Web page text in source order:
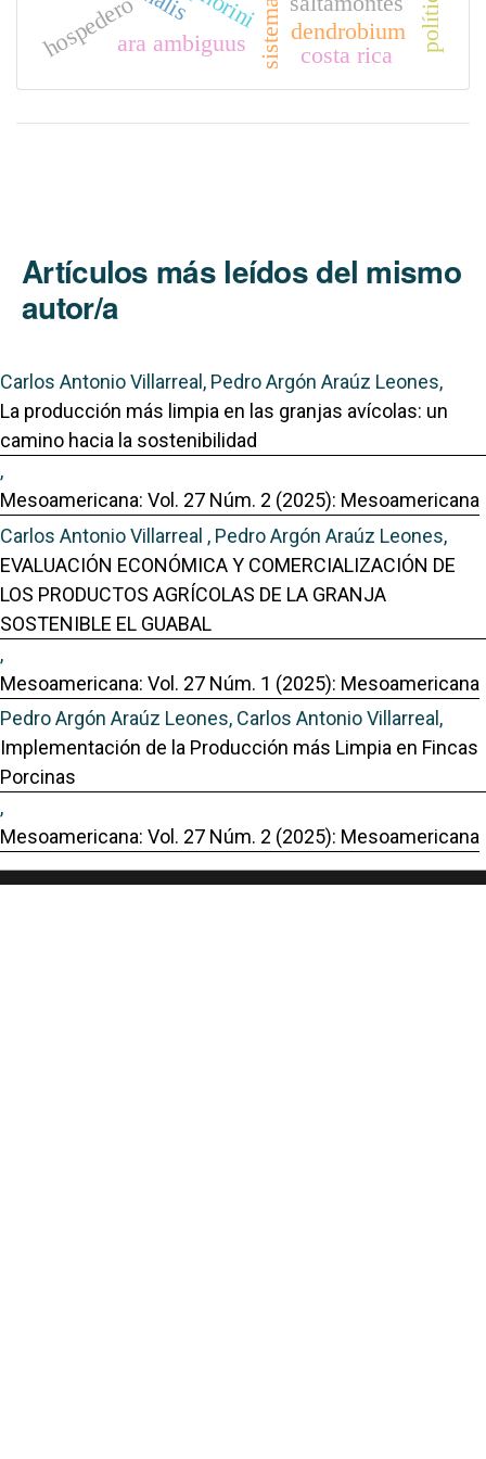
dendrobium
hospederoara ambiguus costa rica
Artículos más leídos del mismo
autor/a
Carlos Antonio Villarreal, Pedro Argón Araúz Leones,
La producción más limpia en las granjas avícolas: un
camino hacia la sostenibilidad
,
Mesoamericana: Vol. 27 Núm. 2 (2025): Mesoamericana
Carlos Antonio Villarreal , Pedro Argón Araúz Leones,
EVALUACIÓN ECONÓMICA Y COMERCIALIZACIÓN DE
LOS PRODUCTOS AGRÍCOLAS DE LA GRANJA
SOSTENIBLE EL GUABAL
,
Mesoamericana: Vol. 27 Núm. 1 (2025): Mesoamericana
Pedro Argón Araúz Leones, Carlos Antonio Villarreal,
Implementación de la Producción más Limpia en Fincas
Porcinas
,
Mesoamericana: Vol. 27 Núm. 2 (2025): Mesoamericana